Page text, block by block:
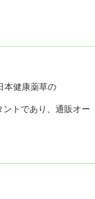
本健康薬草の
トであり、通販オー